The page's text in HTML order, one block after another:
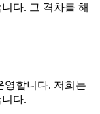
다. 그 격차를 해
영합니다. 저희는
다.